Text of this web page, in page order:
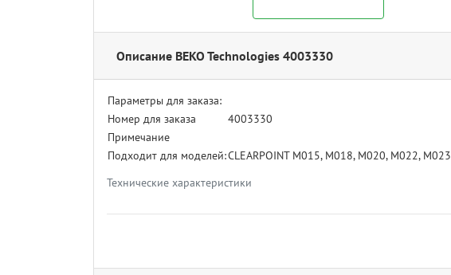
Описание BEKO Technologies 4003330
Технические характеристики
Параметры для заказа:
Номер для заказа
4003330
Примечание
Подходит для моделей:CLEARPOINT M015, M018, M020, M022, M023